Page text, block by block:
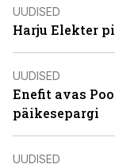
UUDISED
Harju Elekter
UUDISED
Enefit avas
päikesepargi
UUDISED